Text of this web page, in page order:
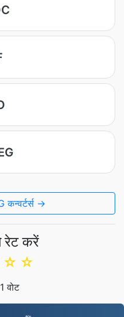
कन्वर्टर्स →
रेट करें
☆
☆
1 वोट